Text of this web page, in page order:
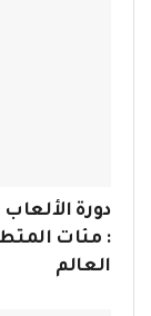
: مئات
العالم